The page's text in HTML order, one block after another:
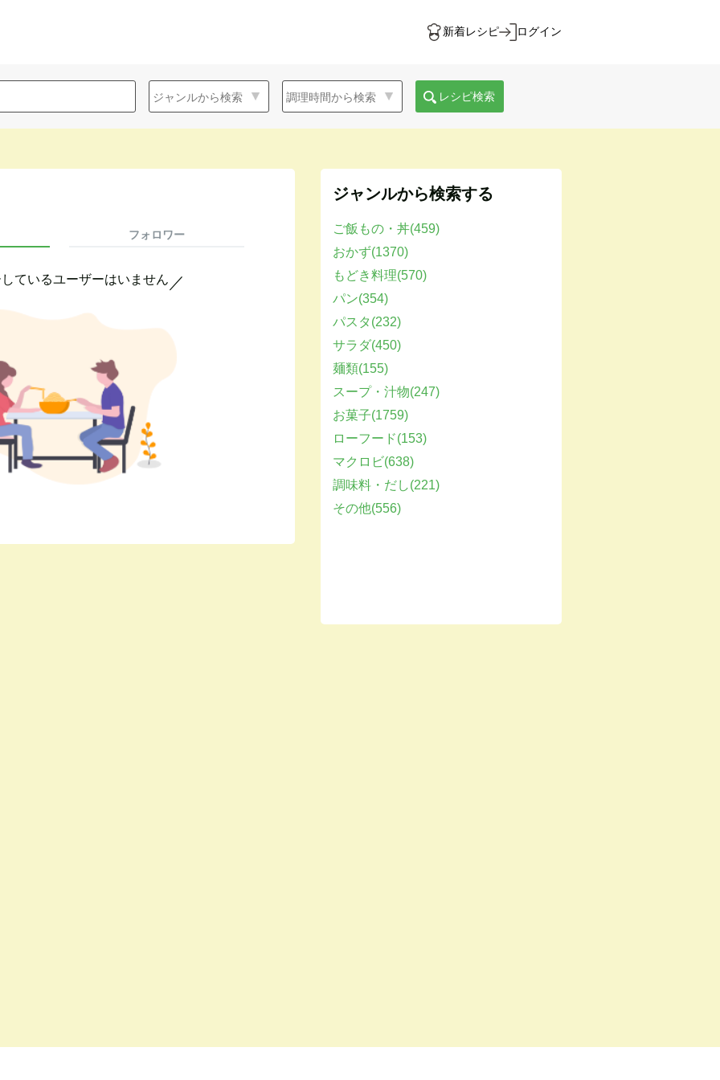
新着レシピ ログイン
レシピ検索
フォロワー
ているユーザーはいません ／
ジャンルから検索する
ご飯もの・丼(459)
おかず(1370)
もどき料理(570)
パン(354)
パスタ(232)
サラダ(450)
麺類(155)
スープ・汁物(247)
お菓子(1759)
ローフード(153)
マクロビ(638)
調味料・だし(221)
その他(556)